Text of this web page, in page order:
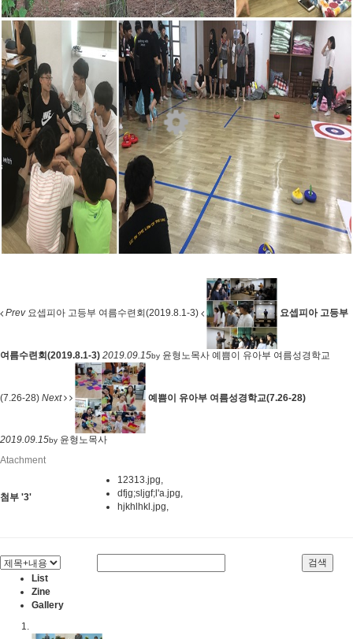
Prev요셉피아 고등부 여름수련회(2019.8.1-3) 요셉피아 고등부
여름수련회(2019.8.1-3) 2019.09.15by 윤형노목사 예쁨이 유아부 여름성경학교
(7.26-28) Next 예쁨이 유아부 여름성경학교(7.26-28)
2019.09.15by 윤형노목사
Atachment
첨부 '3'
12313.jpg
dfjg;sljgf;l'a.jpg
hjkhlhkl.jpg
검색
List
Zine
Gallery